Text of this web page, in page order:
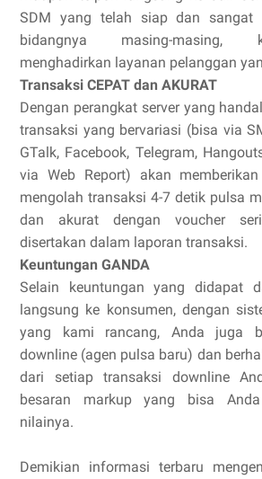
SDM yang telah siap dan sangat
bidangnya masing-masing,
menghadirkan layanan pelanggan
Transaksi CEPAT dan AKURAT
Dengan perangkat server yang
transaksi yang bervariasi (bisa via
GTalk, Facebook, Telegram,
via Web Report) akan
mengolah transaksi 4-7 detik pulsa
dan akurat dengan voucher
disertakan dalam laporan transaksi.
Keuntungan GANDA
Selain keuntungan yang didapat
langsung ke konsumen, dengan
yang kami rancang, Anda juga
downline (agen pulsa baru) dan
dari setiap transaksi downline
besaran markup yang bisa
nilainya.
Demikian informasi terbaru